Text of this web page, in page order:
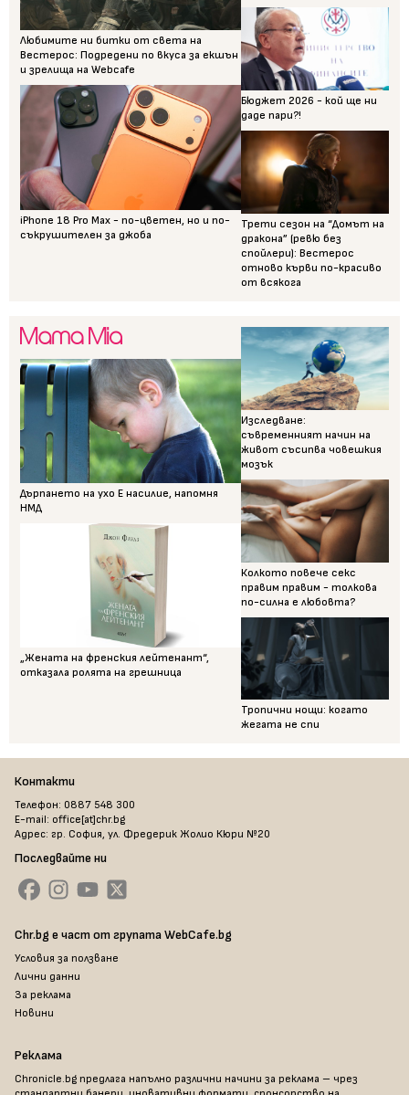
Любимите ни битки от света на
Вестерос: Подредени по вкуса за екшън
и зрелища на Webcafe
iPhone 18 Pro Max - по-цветен, но и по-
съкрушителен за джоба
Бюджет 2026 - кой ще ни
даде пари?!
Трети сезон на “Домът на
дракона” (ревю без
спойлери): Вестерос
отново кърви по-красиво
от всякога
Дърпането на ухо Е насилие, напомня
НМД
„Жената на френския лейтенант“,
отказала ролята на грешница
Изследване:
съвременният начин на
живот съсипва човешкия
мозък
Колкото повече секс
правим правим - толкова
по-силна е любовта?
Тропични нощи: когато
жегата не спи
Контакти
Телефон: 0887 548 300
E-mail: office[at]chr.bg
Адрес: гр. София, ул. Фредерик Жолио Кюри №20
Последвайте ни
Chr.bg е част от групата WebCafe.bg
Условия за ползване
Лични данни
За реклама
Новини
Реклама
Chronicle.bg предлага напълно различни начини за реклама – чрез